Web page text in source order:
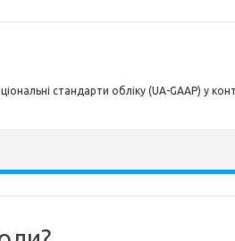
стандарти обліку (UA-GAAP) у